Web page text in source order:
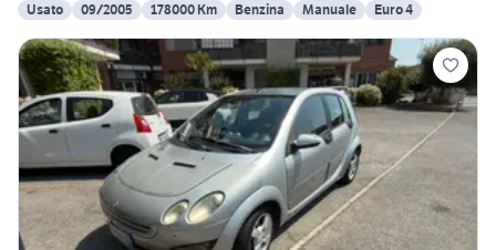
Usato
09/2005 178000 Km Benzina Manuale Euro 4